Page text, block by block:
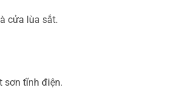
cửa lùa sắt.
sơn tĩnh điện.